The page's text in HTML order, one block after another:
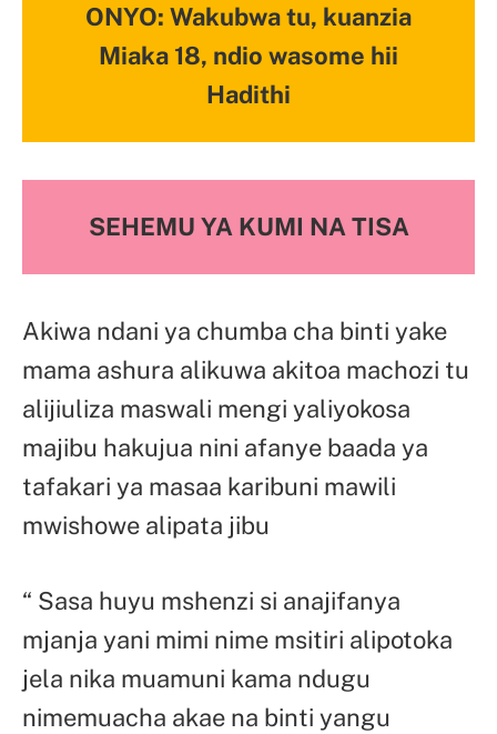
ONYO: Wakubwa tu, kuanzia
Miaka 18, ndio wasome hii
Hadithi
SEHEMU YA KUMI NA TISA
Akiwa ndani ya chumba cha binti yake
mama ashura alikuwa akitoa machozi tu
alijiuliza maswali mengi yaliyokosa
majibu hakujua nini afanye baada ya
tafakari ya masaa karibuni mawili
mwishowe alipata jibu
“ Sasa huyu mshenzi si anajifanya
mjanja yani mimi nime msitiri alipotoka
jela nika muamuni kama ndugu
nimemuacha akae na binti yangu